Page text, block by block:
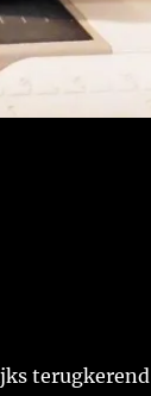
terugkerend